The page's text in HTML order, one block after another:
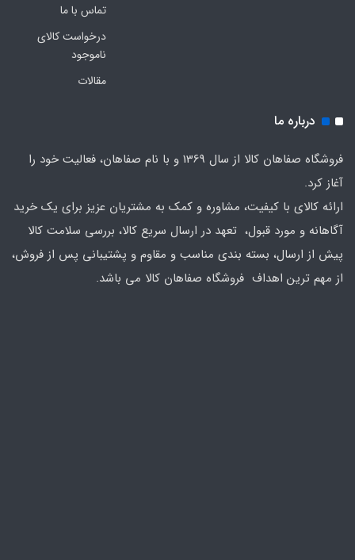
تماس با ما
درخواست کالای
ناموجود
مقالات
درباره ما
فروشگاه صفاهان کالا از سال 1369 و با نام صفاهان، فعالیت خود را
آغاز کرد.
ارائه کالای با کیفیت، مشاوره و کمک به مشتریان عزیز برای یک خرید
آگاهانه و مورد قبول، تعهد در ارسال سریع کالا، بررسی سلامت کالا
پیش از ارسال، بسته بندی مناسب و مقاوم و پشتیبانی پس از فروش،
از مهم ترین اهداف فروشگاه صفاهان کالا می باشد.